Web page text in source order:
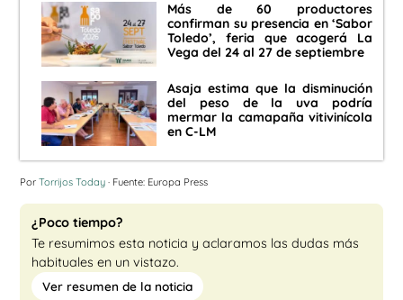
Más de 60 productores
confirman su presencia en ‘Sabor
Toledo’, feria que acogerá La
Vega del 24 al 27 de septiembre
Asaja estima que la disminución
del peso de la uva podría
mermar la camapaña vitivinícola
en C-LM
Por Torrijos Today · Fuente: Europa Press
¿Poco tiempo?
Te resumimos esta noticia y aclaramos las dudas más
habituales en un vistazo.
Ver resumen de la noticia